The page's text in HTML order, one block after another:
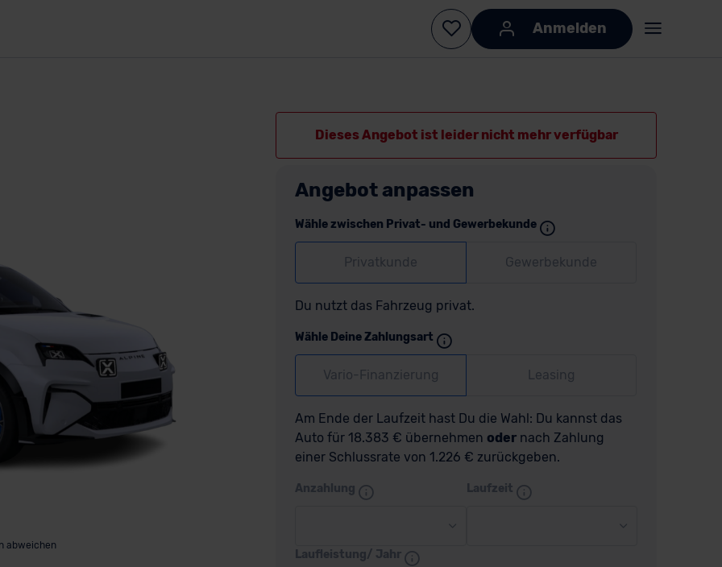
Anmelden
abweichen
Dieses Angebot ist leider nicht mehr verfügbar
Angebot anpassen
Wähle zwischen Privat- und Gewerbekunde
Privatkunde Gewerbekunde
Du nutzt das Fahrzeug privat.
Wähle Deine Zahlungsart
Vario-Finanzierung Leasing
Am Ende der Laufzeit hast Du die Wahl: Du kannst das
Auto für 18.383 € übernehmen oder nach Zahlung
einer Schlussrate von 1.226 € zurückgeben.
Anzahlung Laufzeit
Laufleistung/ Jahr